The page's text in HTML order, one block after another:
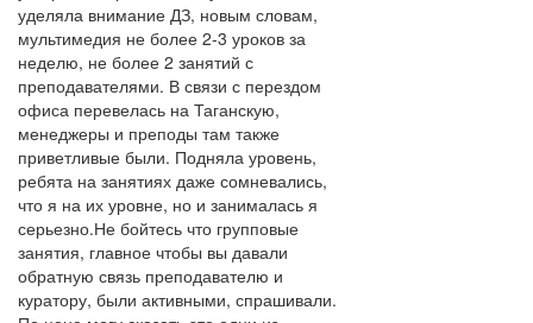
уделяла внимание ДЗ, новым словам,
мультимедия не более 2-3 уроков за
неделю, не более 2 занятий с
преподавателями. В связи с перездом
офиса перевелась на Таганскую,
менеджеры и преподы там также
приветливые были. Подняла уровень,
ребята на занятиях даже сомневались,
что я на их уровне, но и занималась я
серьезно.Не бойтесь что групповые
занятия, главное чтобы вы давали
обратную связь преподавателю и
куратору, были активными, спрашивали.